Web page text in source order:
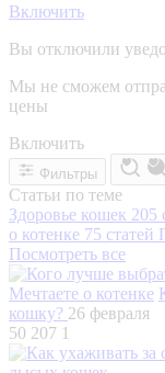
Включить
Вы отключили
Мы не сможем
цены
Включить
Фильтры
Статьи по теме
Здоровье кошек 205
о котенке 75 статей
Посмотреть все
Мечтаете о котенке
кошку? 26 февраля
50 207 1